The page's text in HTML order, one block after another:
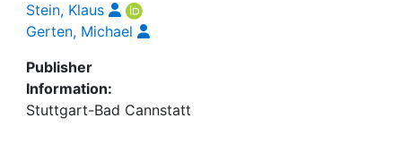
Stein, Klaus
Gerten, Michael
Publisher
Information:
Stuttgart-Bad Cannstatt